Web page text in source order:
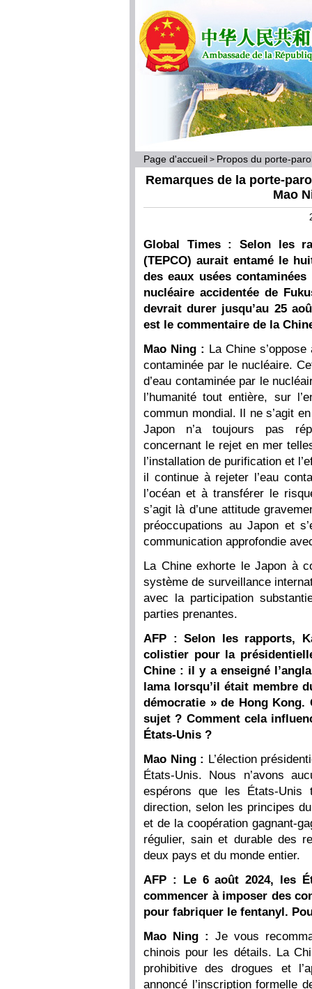
Page d'accueil > Propos du porte-
Remarques de la porte-
Mao
Global Times : Selon les
(TEPCO) aurait entamé le
des eaux usées
nucléaire accidentée de
devrait durer jusqu’au 25
est le commentaire de la
Mao Ning : La Chine
contaminée par le nucléaire.
d’eau contaminée par le
l’humanité tout entière, sur
commun mondial. Il ne s’agit
Japon n’a toujours pas
concernant le rejet en mer
l’installation de purification et
il continue à rejeter l’eau
l’océan et à transférer le
s’agit là d’une attitude
préoccupations au Japon et
communication approfondie
La Chine exhorte le Japon à
système de surveillance
avec la participation
parties prenantes.
AFP : Selon les rapports,
colistier pour la
Chine : il y a enseigné
lama lorsqu’il était membre
démocratie » de Hong
sujet ? Comment cela
États-Unis ?
Mao Ning : L’élection
États-Unis. Nous n’avons
espérons que les États-
direction, selon les principes
et de la coopération gagnant-
régulier, sain et durable des
deux pays et du monde entier.
AFP : Le 6 août 2024, les
commencer à imposer des
pour fabriquer le fentanyl.
Mao Ning : Je vous
chinois pour les détails. La
prohibitive des drogues et
annoncé l’inscription formelle